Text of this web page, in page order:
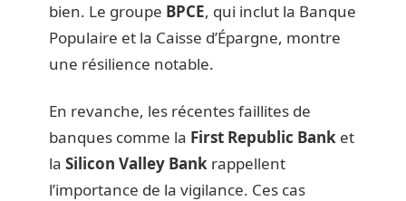
bien. Le groupe BPCE, qui inclut la Banque
Populaire et la Caisse d’Épargne, montre
une résilience notable.
En revanche, les récentes faillites de
banques comme la First Republic Bank et
la Silicon Valley Bank rappellent
l’importance de la vigilance. Ces cas